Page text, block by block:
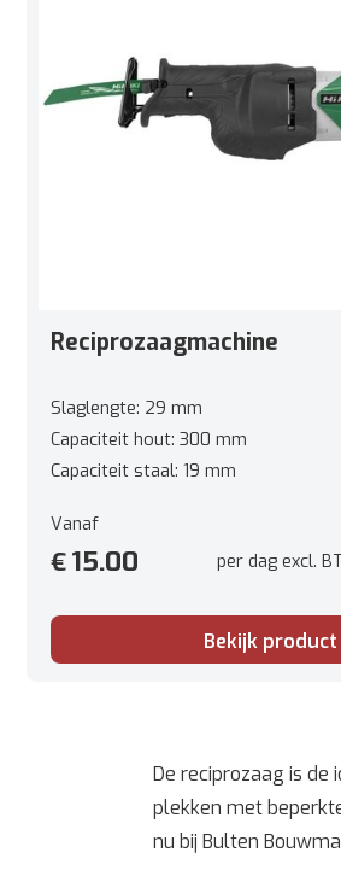
Reciprozaagmachine
Slaglengte: 29 mm
Capaciteit hout: 300 mm
Capaciteit staal: 19 mm
Opgenomen vermogen: 1010 W
Toerental onbelast: 0 - 2.800/min
Vanaf
€15.00 per dag excl.
Bekijk product
De reciprozaag is de
plekken met
nu bij Bulten